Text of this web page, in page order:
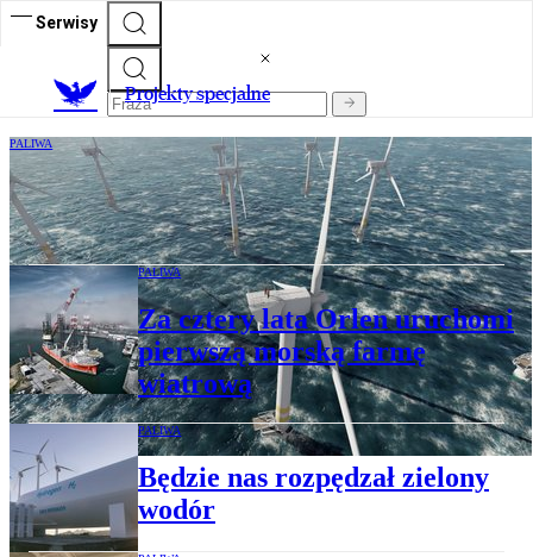
Serwisy
Projekty specjalne
PALIWA
Więcej prądu z wiatru przyspieszy
transformację polskiej energetyki
PALIWA
Za cztery lata Orlen uruchomi
pierwszą morską farmę
wiatrową
PALIWA
Będzie nas rozpędzał zielony
wodór